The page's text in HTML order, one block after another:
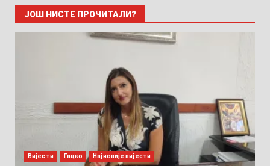
ЈОШ НИСТЕ ПРОЧИТАЛИ?
Вијести Гацко Најновије вијести